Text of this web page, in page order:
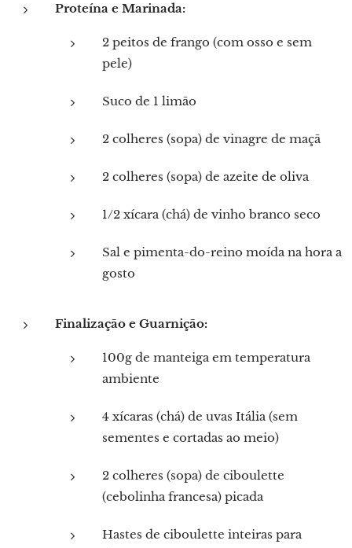
Proteína e Marinada:
2 peitos de frango (com osso e sem
pele)
Suco de 1 limão
2 colheres (sopa) de vinagre de maçã
2 colheres (sopa) de azeite de oliva
1/2 xícara (chá) de vinho branco seco
Sal e pimenta-do-reino moída na hora a
gosto
Finalização e Guarnição:
100g de manteiga em temperatura
ambiente
4 xícaras (chá) de uvas Itália (sem
sementes e cortadas ao meio)
2 colheres (sopa) de ciboulette
(cebolinha francesa) picada
Hastes de ciboulette inteiras para